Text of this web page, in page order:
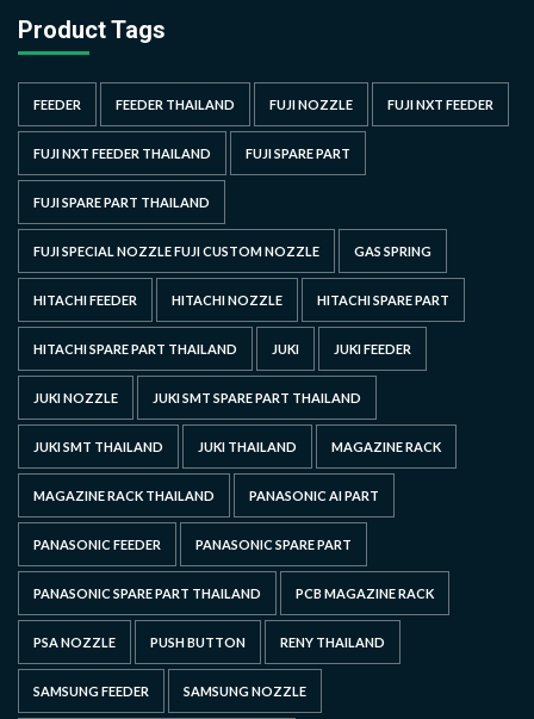
Product Tags
FEEDER FEEDER THAILAND FUJI NOZZLE FUJI NXT FEEDER
FUJI NXT FEEDER THAILAND FUJI SPARE PART
FUJI SPARE PART THAILAND
FUJI SPECIAL NOZZLE FUJI CUSTOM NOZZLE GAS SPRING
HITACHI FEEDER HITACHI NOZZLE HITACHI SPARE PART
HITACHI SPARE PART THAILAND JUKI JUKI FEEDER
JUKI NOZZLE JUKI SMT SPARE PART THAILAND
JUKI SMT THAILAND JUKI THAILAND MAGAZINE RACK
MAGAZINE RACK THAILAND PANASONIC AI PART
PANASONIC FEEDER PANASONIC SPARE PART
PANASONIC SPARE PART THAILAND PCB MAGAZINE RACK
PSA NOZZLE PUSH BUTTON RENY THAILAND
SAMSUNG FEEDER SAMSUNG NOZZLE